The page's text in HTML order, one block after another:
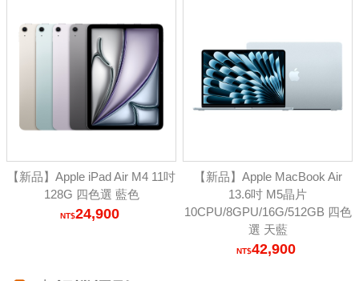
【新品】Apple iPad Air M4 11吋
128G 四色選 藍色
24,900
【新品】Apple MacBook Air
13.6吋 M5晶片
10CPU/8GPU/16G/512GB 四色
選 天藍
42,900